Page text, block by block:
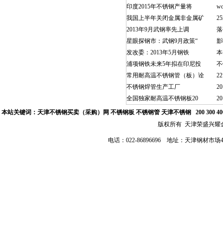
印度2015年不锈钢产量将
我国上半年关闭金属非金属矿
2013年9月武钢率先上调
星眼探钢市：武钢9月政策“
发改委：2013年5月钢铁
浦项钢铁未来5年拟在印尼投
常用耐高温不锈钢管（板）诠
不锈钢焊管生产工厂
全国独家耐高温不锈钢板20
本站关键词： 天津不锈钢买卖（采购）网 不锈钢板 不锈钢管 天津不锈钢
200 300
版权所有 天津荣盛兴
电话：022-86896696 地址：天津钢材市